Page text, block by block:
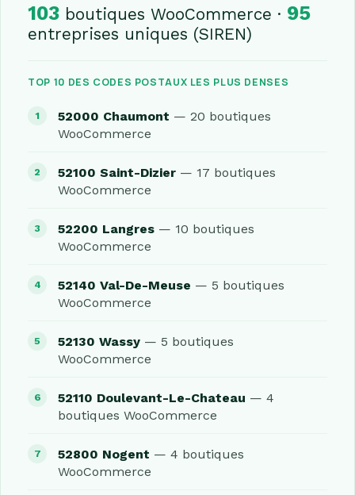
103 boutiques WooCommerce · 95
entreprises uniques (SIREN)
TOP 10 DES CODES POSTAUX LES PLUS DENSES
52000 Chaumont — 20 boutiques
WooCommerce
52100 Saint-Dizier — 17 boutiques
WooCommerce
52200 Langres — 10 boutiques
WooCommerce
52140 Val-De-Meuse — 5 boutiques
WooCommerce
52130 Wassy — 5 boutiques
WooCommerce
52110 Doulevant-Le-Chateau — 4
boutiques WooCommerce
52800 Nogent — 4 boutiques
WooCommerce